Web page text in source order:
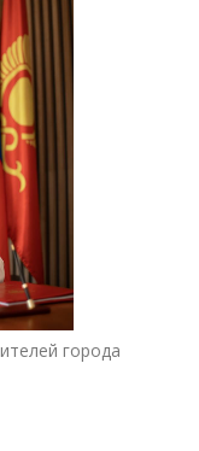
города